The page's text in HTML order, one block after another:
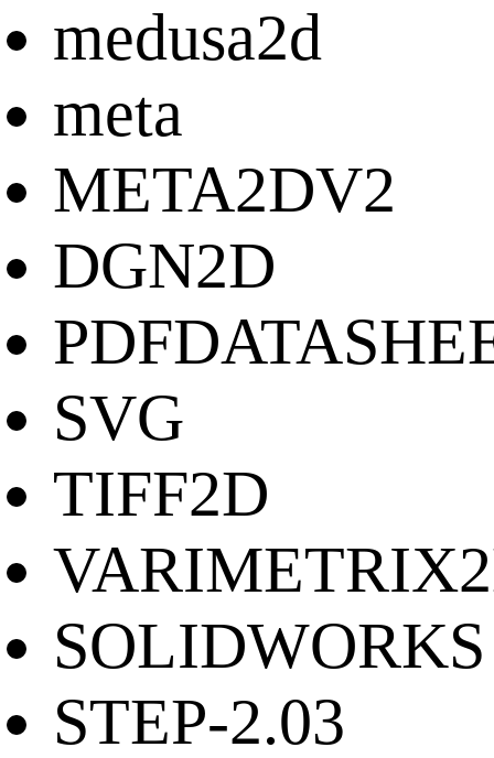
medusa2d
meta
META2DV2
DGN2D
SVG
TIFF2D
SOLIDWORKS
STEP-2.03